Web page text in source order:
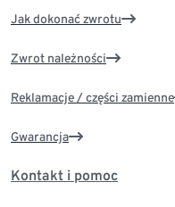
Jak dokonać zwrotu
Zwrot należności
Reklamacje / części zamienne
Gwarancja
Kontakt i pomoc